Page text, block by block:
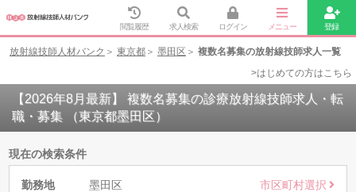
閲覧履歴 求人検索 ログイン メニュー 登録
放射線技師人材バンク 東京都 墨田区
複数名募集の放射線技師求人一覧
>はじめての方はこちら
【2026年8月最新】 複数名募集の診療放射線技師求人・転
職・募集 （東京都墨田区）
現在の検索条件
勤務地 墨田区 市区町村選択